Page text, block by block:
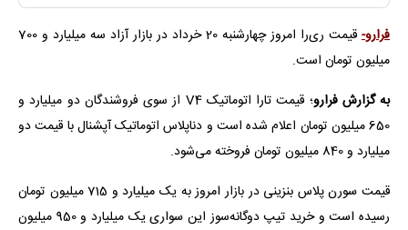
فرارو-
قیمت ری‌را امروز چهارشنبه 20 خرداد در بازار آزاد سه میلیارد و 700
میلیون تومان است.
به گزارش فرارو؛
قیمت تارا اتوماتیک V4 از سوی فروشندگان دو میلیارد و
650 میلیون تومان اعلام شده است و دناپلاس اتوماتیک آپشنال با قیمت دو
میلیارد و 840 میلیون تومان فروخته می‌شود.
قیمت سورن پلاس بنزینی در بازار امروز به یک میلیارد و 715 میلیون تومان
رسیده است و خرید تیپ دوگانه‌سوز این سواری یک میلیارد و 950 میلیون